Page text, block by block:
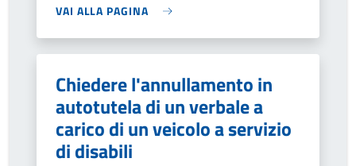
VAI ALLA PAGINA
Chiedere l'annullamento in
autotutela di un verbale a
carico di un veicolo a servizio
di disabili